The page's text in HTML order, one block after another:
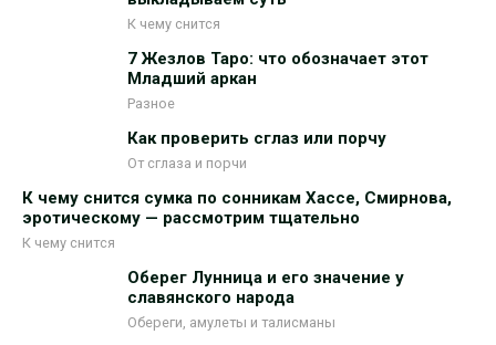
К чему снится
7 Жезлов Таро: что обозначает этот
Младший аркан
Разное
Как проверить сглаз или порчу
От сглаза и порчи
К чему снится сумка по сонникам Хассе, Смирнова,
эротическому — рассмотрим тщательно
К чему снится
Оберег Лунница и его значение у
славянского народа
Обереги, амулеты и талисманы